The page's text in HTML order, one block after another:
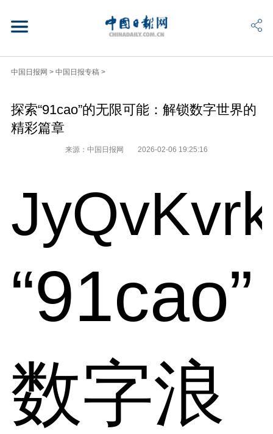
中国日报网 > 中国日报专稿 >
探索“91cao”的无限可能：解锁数字世界的
精彩篇章
来源：中国日报网 2026-02-06 19:25:16
数字浪